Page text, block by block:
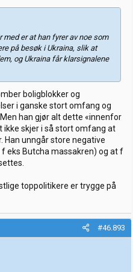
er at han fyrer av noe som
på besøk i Ukraina, slik at
og Ukraina får klarsignalene
boligblokker og
i ganske stort omfang og
han gjør alt dette «innenfor
ikke skjer i så stort omfang at
Han unngår store negative
eks Butcha massakren) og at f
toppolitikere er trygge på
#46.893